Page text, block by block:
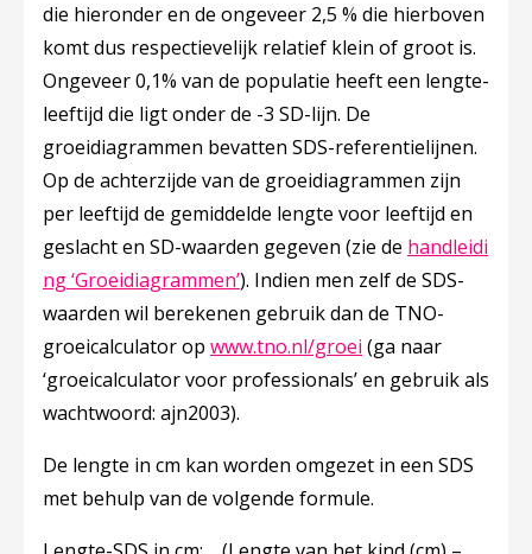
die hieronder en de ongeveer 2,5 % die hierboven
komt dus respectievelijk relatief klein of groot is.
Ongeveer 0,1% van de populatie heeft een lengte-
leeftijd die ligt onder de -3 SD-lijn. De
groeidiagrammen bevatten SDS-referentielijnen.
Op de achterzijde van de groeidiagrammen zijn
per leeftijd de gemiddelde lengte voor leeftijd en
geslacht en SD-waarden gegeven (zie de handleidi
ng ‘Groeidiagrammen’). Indien men zelf de SDS-
waarden wil berekenen gebruik dan de TNO-
groeicalculator op www.tno.nl/groei (ga naar
‘groeicalculator voor professionals’ en gebruik als
wachtwoord: ajn2003).
De lengte in cm kan worden omgezet in een SDS
met behulp van de volgende formule.